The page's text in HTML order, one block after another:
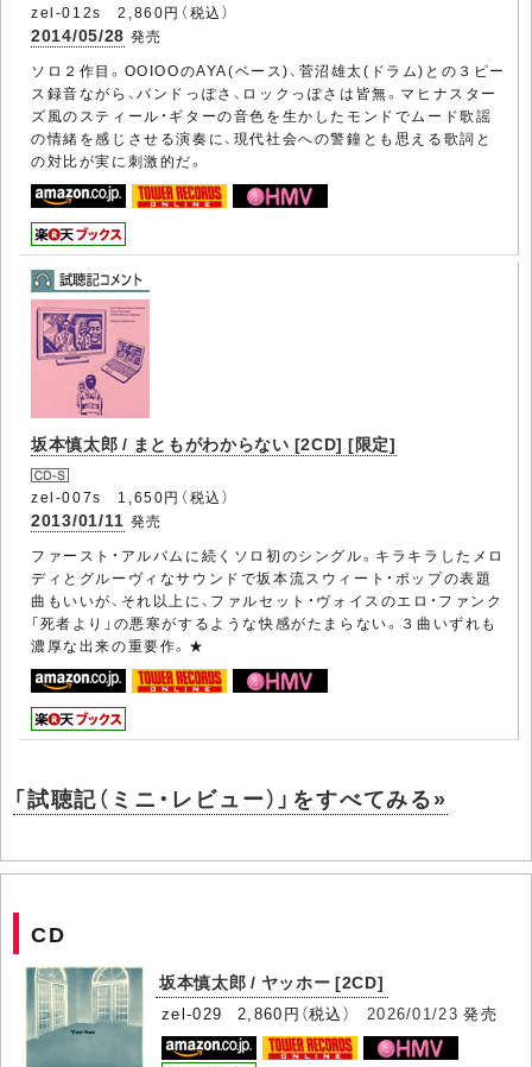
zel-012s 2,860円（税込）
2014/05/28 発売
ソロ２作目。OOIOOのAYA(ベース)、菅沼雄太(ドラム)との３ピー
ス録音ながら、バンドっぽさ、ロックっぽさは皆無。マヒナスター
ズ風のスティール・ギターの音色を生かしたモンドでムード歌謡
の情緒を感じさせる演奏に、現代社会への警鐘とも思える歌詞と
の対比が実に刺激的だ。
坂本慎太郎 / まともがわからない [2CD] [限定]
zel-007s 1,650円（税込）
2013/01/11 発売
ファースト・アルバムに続くソロ初のシングル。キラキラしたメロ
ディとグルーヴィなサウンドで坂本流スウィート・ポップの表題
曲もいいが、それ以上に、ファルセット・ヴォイスのエロ・ファンク
「死者より」の悪寒がするような快感がたまらない。３曲いずれも
濃厚な出来の重要作。★
「試聴記（ミニ・レビュー）」をすべてみる»
CD
坂本慎太郎 / ヤッホー [2CD]
zel-029 2,860円（税込） 2026/01/23 発売